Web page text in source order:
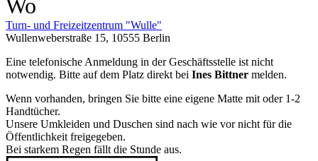
Wo
Turn- und Freizeitzentrum "Wulle"
Wullenweberstraße 15, 10555 Berlin
Eine telefonische Anmeldung in der Geschäftsstelle ist nicht
notwendig. Bitte auf dem Platz direkt bei Ines Bittner melden.
Wenn vorhanden, bringen Sie bitte eine eigene Matte mit oder 1-2
Handtücher.
Unsere Umkleiden und Duschen sind nach wie vor nicht für die
Öffentlichkeit freigegeben.
Bei starkem Regen fällt die Stunde aus.